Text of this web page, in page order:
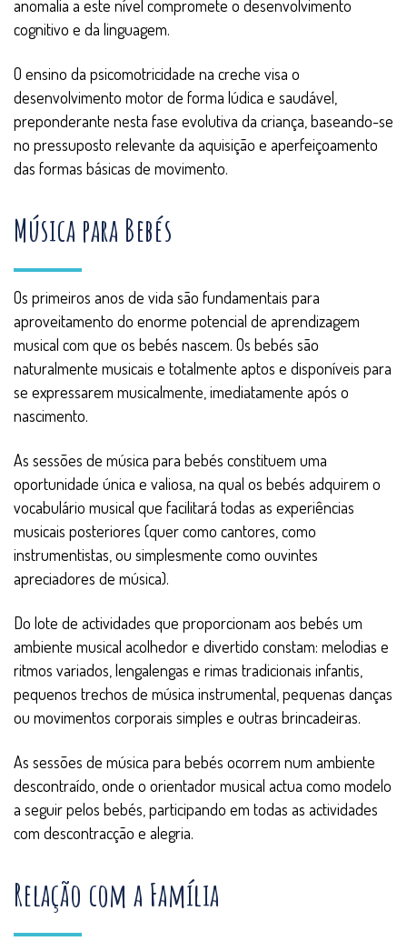
anomalia a este nível compromete o desenvolvimento
cognitivo e da linguagem.
O ensino da psicomotricidade na creche visa o
desenvolvimento motor de forma lúdica e saudável,
preponderante nesta fase evolutiva da criança, baseando-se
no pressuposto relevante da aquisição e aperfeiçoamento
das formas básicas de movimento.
Música para Bebés
Os primeiros anos de vida são fundamentais para
aproveitamento do enorme potencial de aprendizagem
musical com que os bebés nascem. Os bebés são
naturalmente musicais e totalmente aptos e disponíveis para
se expressarem musicalmente, imediatamente após o
nascimento.
As sessões de música para bebés constituem uma
oportunidade única e valiosa, na qual os bebés adquirem o
vocabulário musical que facilitará todas as experiências
musicais posteriores (quer como cantores, como
instrumentistas, ou simplesmente como ouvintes
apreciadores de música).
Do lote de actividades que proporcionam aos bebés um
ambiente musical acolhedor e divertido constam: melodias e
ritmos variados, lengalengas e rimas tradicionais infantis,
pequenos trechos de música instrumental, pequenas danças
ou movimentos corporais simples e outras brincadeiras.
As sessões de música para bebés ocorrem num ambiente
descontraído, onde o orientador musical actua como modelo
a seguir pelos bebés, participando em todas as actividades
com descontracção e alegria.
Relação com a Família